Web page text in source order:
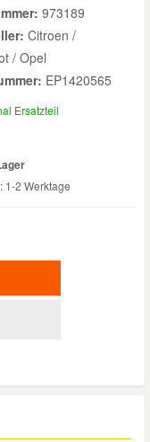
973189
Citroen /
/ Opel
EP1420565
Ersatzteil
1-2 Werktage